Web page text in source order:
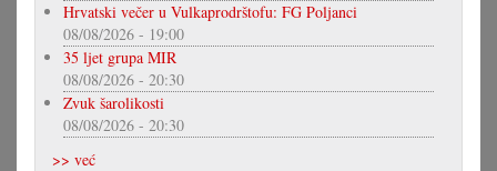
Hrvatski večer u Vulkaprodrštofu: FG Poljanci
08/08/2026 - 19:00
35 ljet grupa MIR
08/08/2026 - 20:30
Zvuk šarolikosti
08/08/2026 - 20:30
>> već